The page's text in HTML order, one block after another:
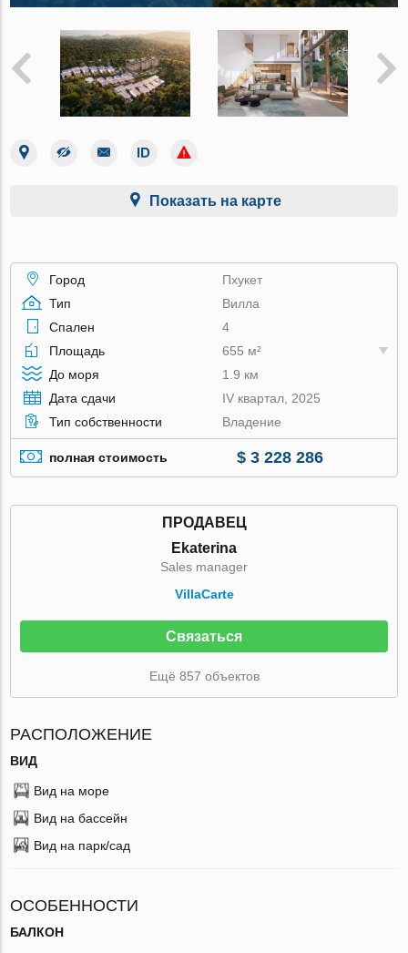
Показать на карте
Город
Пхукет
Тип
Вилла
Спален
4
Площадь
655 м²
До моря
1.9 км
Дата сдачи
IV квартал, 2025
Тип собственности
Владение
полная стоимость $ 3 228 286
ПРОДАВЕЦ
Ekaterina
Sales manager
VillaСarte
Связаться
Ещё 857 объектов
РАСПОЛОЖЕНИЕ
ВИД
Вид на море
Вид на бассейн
Вид на парк/сад
ОСОБЕННОСТИ
БАЛКОН